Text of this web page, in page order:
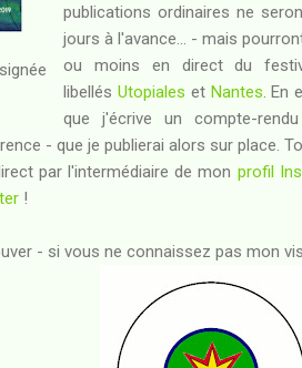
publications ordinaires ne
jours à l'avance... - mais
ou moins en direct du
libellés Utopiales et Nantes .
que j'écrive un compte-
- que je publierai alors sur place.
par l'intermédiaire de mon profil
!
- si vous ne connaissez pas mon